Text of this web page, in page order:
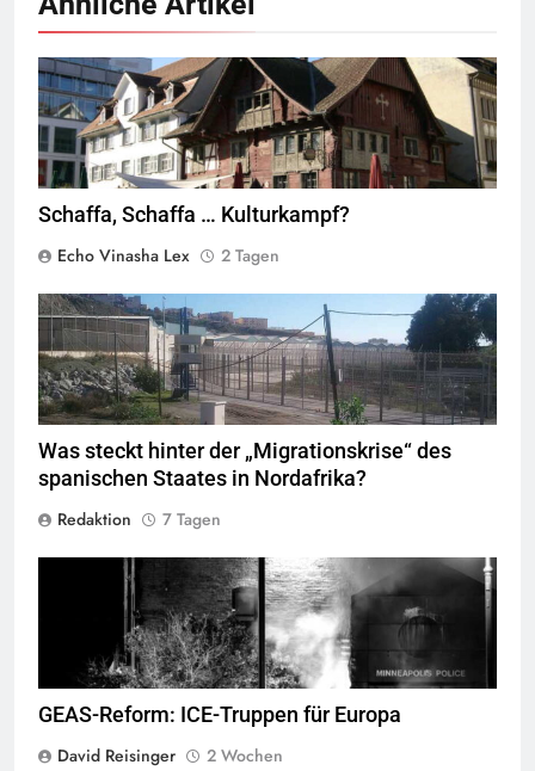
Rotes Haus, Dornbirn,Quelle© Böhringer FriedrichCC BY-SA 2.5
Wikimedia Commons
Schaffa, Schaffa … Kulturkampf?
Echo Vinasha Lex
2 Tagen
Valla de la Frontera zwischen Ceuta und Marokko.Quelle©
Xemenendura, CA-
BY-SA-3.0
Was steckt hinter der „Migrationskrise“ des
spanischen Staates in Nordafrika?
Redaktion
7 Tagen
George Floyd Aufstand © Chad Davis.jpg
GEAS-Reform: ICE-Truppen für Europa
David Reisinger
2 Wochen